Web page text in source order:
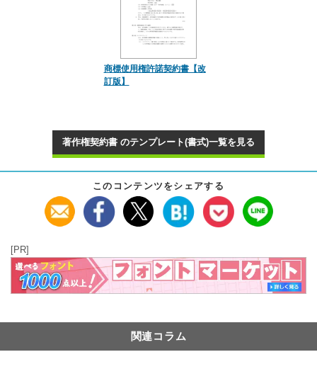
商標使用権許諾契約書【改
訂版】
著作権契約書 のテンプレート(書式)一覧を見る
このコンテンツをシェアする
[PR]
関連コラム